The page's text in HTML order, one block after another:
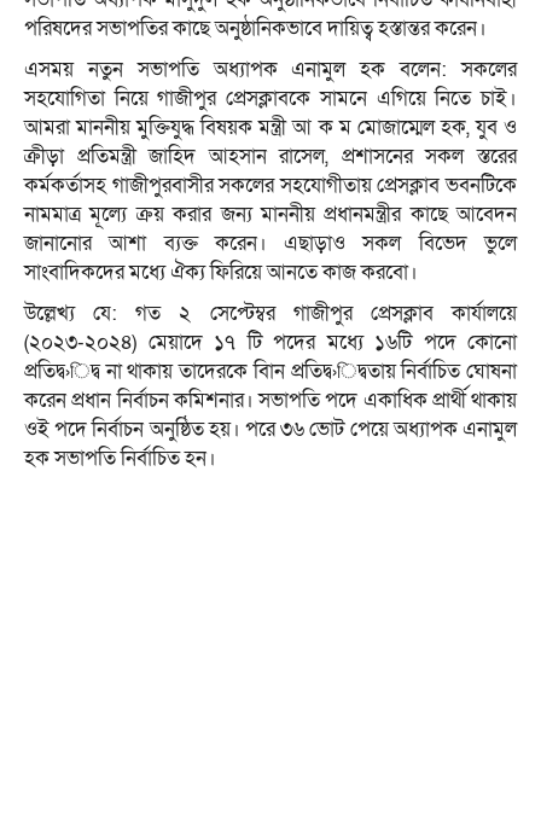
পরিষদের সভাপতির কাছে অনুষ্ঠানিকভাবে দায়িত্ব হস্তান্তর করেন।
এসময় নতুন সভাপতি অধ্যাপক এনামুল হক বলেন: সকলের
সহযোগিতা নিয়ে গাজীপুর প্রেসক্লাবকে সামনে এগিয়ে নিতে চাই।
আমরা মাননীয় মুক্তিযুদ্ধ বিষয়ক মন্ত্রী আ ক ম মোজাম্মেল হক, যুব ও
ক্রীড়া প্রতিমন্ত্রী জাহিদ আহসান রাসেল, প্রশাসনের সকল স্তরের
কর্মকর্তাসহ গাজীপুরবাসীর সকলের সহযোগীতায় প্রেসক্লাব ভবনটিকে
নামমাত্র মূল্যে ক্রয় করার জন্য মাননীয় প্রধানমন্ত্রীর কাছে আবেদন
জানানোর আশা ব্যক্ত করেন। এছাড়াও সকল বিভেদ ভুলে
সাংবাদিকদের মধ্যে ঐক্য ফিরিয়ে আনতে কাজ করবো।
উল্লেখ্য যে: গত ২ সেপ্টেম্বর গাজীপুর প্রেসক্লাব কার্যালয়ে
(২০২৩-২০২৪) মেয়াদে ১৭ টি পদের মধ্যে ১৬টি পদে কোনো
প্রতিদ্ব›িদ্ব না থাকায় তাদেরকে বিান প্রতিদ্ব›িদ্বতায় নির্বাচিত ঘোষনা
করেন প্রধান নির্বাচন কমিশনার। সভাপতি পদে একাধিক প্রার্থী থাকায়
ওই পদে নির্বাচন অনুষ্ঠিত হয়। পরে ৩৬ ভোট পেয়ে অধ্যাপক এনামুল
হক সভাপতি নির্বাচিত হন।